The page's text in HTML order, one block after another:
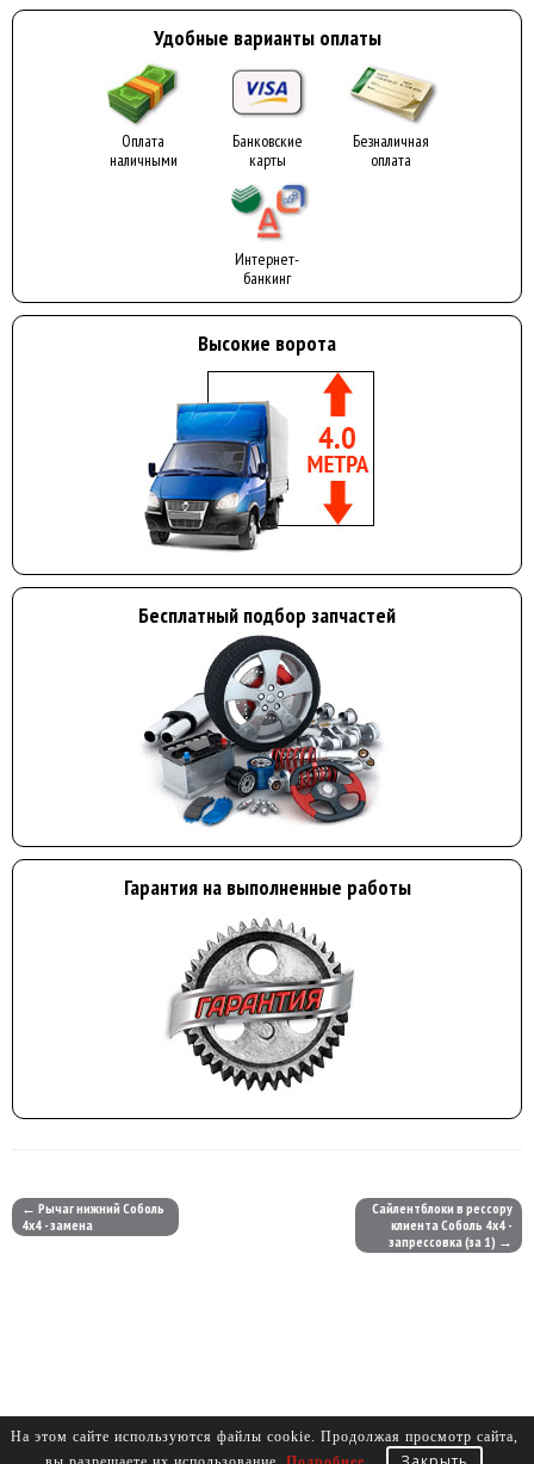
Удобные варианты оплаты
Оплата
наличными
Банковские
карты
Безналичная
оплата
Интернет-
банкинг
Высокие ворота
Бесплатный подбор запчастей
Гарантия на выполненные работы
← Рычаг нижний Соболь
4х4 - замена
Сайлентблоки в рессору
клиента Соболь 4х4 -
запрессовка (за 1) →
На этом сайте используются файлы cookie. Продолжая просмотр сайта,